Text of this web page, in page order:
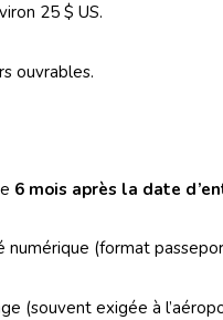
25 $ US.
ouvrables.
6 mois après la date
numérique (format
(souvent exigée à